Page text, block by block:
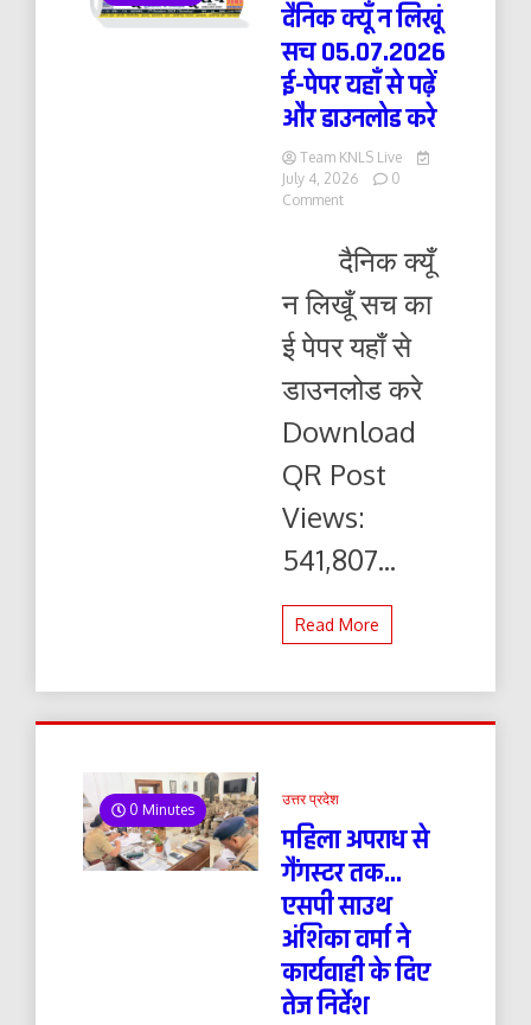
दैनिक क्यूँ न लिखूं
सच 05.07.2026
ई-पेपर यहाँ से पढ़ें
और डाउनलोड करे
Team KNLS Live
July 4, 2026
0
Commenton
क्यूँ
न
सच
05.07.2026
ई-
पेपर
यहाँ
पढ़ें
डाउनलोड
दैनिक क्यूँ
न लिखूँ सच का
ई पेपर यहाँ से
डाउनलोड करे
Download
QR Post
Views:
541,807...
Read More
0 Minutes
उत्तर प्रदेश
महिला अपराध से
गैंगस्टर तक…
एसपी साउथ
अंशिका वर्मा ने
कार्यवाही के दिए
तेज निर्देश